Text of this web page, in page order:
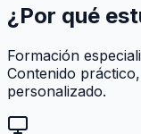
¿Por qué
Formación
Contenido
personalizado.